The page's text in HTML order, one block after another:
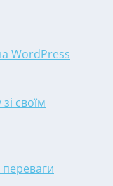
WordPress
своїм
переваги